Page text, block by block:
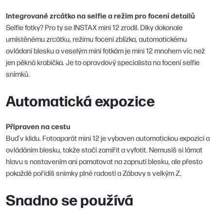
Integrované zrcátko na selfie a režim pro focení detailů
Selfie fotky? Pro ty se INSTAX mini 12 zrodil. Díky dokonale
umístěnému zrcátku, režimu focení zblízka, automatickému
ovládaní blesku a veselým mini fotkám je mini 12 mnohem víc než
jen pěkná krabička. Je to opravdový specialista na focení selfie
snímků.
Automatická expozice
Připraven na cestu
Buď v klidu. Fotoaparát mini 12 je vybaven automatickou expozicí a
ovládáním blesku, takže stačí zamířit a vyfotit. Nemusíš si lámat
hlavu s nastavením ani pamatovat na zapnutí blesku, ale přesto
pokaždé pořídíš snímky plné radosti a Zábavy s velkým Z.
Snadno se používá